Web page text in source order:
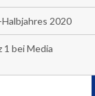
2020
1 bei Media